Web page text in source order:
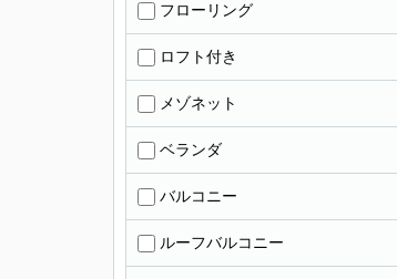
フローリング
ロフト付き
メゾネット
ベランダ
バルコニー
ルーフバルコニー